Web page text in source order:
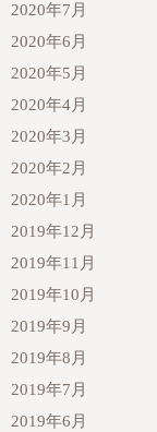
2020年7月
2020年6月
2020年5月
2020年4月
2020年3月
2020年2月
2020年1月
2019年12月
2019年11月
2019年10月
2019年9月
2019年8月
2019年7月
2019年6月